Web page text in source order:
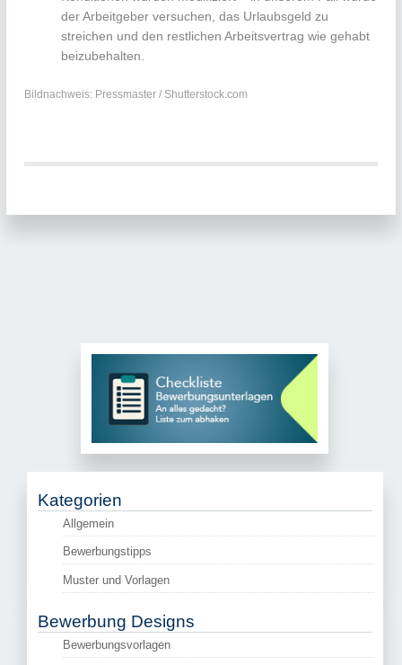
der Arbeitgeber versuchen, das Urlaubsgeld zu
streichen und den restlichen Arbeitsvertrag wie gehabt
beizubehalten.
Bildnachweis: Pressmaster / Shutterstock.com
Kategorien
Allgemein
Bewerbungstipps
Muster und Vorlagen
Bewerbung Designs
Bewerbungsvorlagen